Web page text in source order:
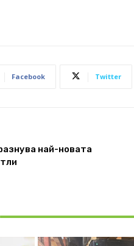
Facebook Twitter
най-новата